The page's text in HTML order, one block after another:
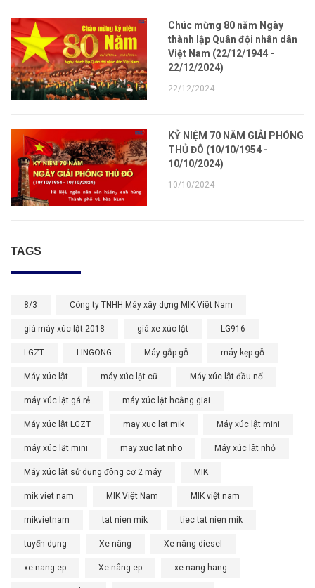
Chúc mừng 80 năm Ngày
thành lập Quân đội nhân dân
Việt Nam (22/12/1944 -
22/12/2024)
22/12/2024
KỶ NIỆM 70 NĂM GIẢI PHÓNG
THỦ ĐÔ (10/10/1954 -
10/10/2024)
10/10/2024
TAGS
8/3 Công ty TNHH Máy xây dựng MIK Việt Nam
giá máy xúc lật 2018 giá xe xúc lật LG916
LGZT LINGONG Máy gắp gỗ máy kẹp gỗ
Máy xúc lật máy xúc lật cũ Máy xúc lật đầu nổ
máy xúc lật gá rẻ máy xúc lật hoằng giai
Máy xúc lật LGZT may xuc lat mik Máy xúc lật mini
máy xúc lật mini may xuc lat nho Máy xúc lật nhỏ
Máy xúc lật sử dụng động cơ 2 máy MIK
mik viet nam MIK Việt Nam MIK việt nam
mikvietnam tat nien mik tiec tat nien mik
tuyển dụng Xe nâng Xe nâng diesel
xe nang ep Xe nâng ep xe nang hang